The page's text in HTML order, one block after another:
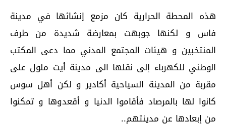
هذه المحطة الحرارية كان مزمع إنشائها في مدينة
فاس و لكنها جوبهت بمعارضة شديدة من طرف
المنتخبين و هيئات المجتمع المدني مما دعى المكتب
الوطني للكهرباء إلى نقلها الى مدينة أيت ملول على
مقربة من المدينة السياحية أكادير و لكن أهل سوس
كانوا لها بالمرصاد فأقاموا الدنيا و أقعدوها و تمكنوا
من إبعادها عن مدينتهم..